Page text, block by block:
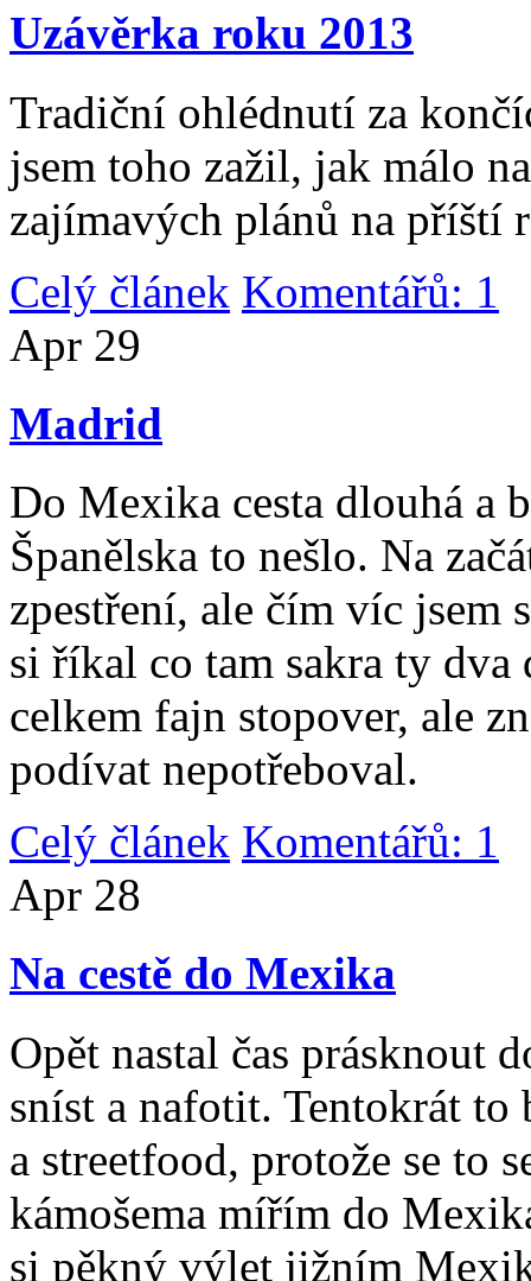
Uzávěrka roku 2013
Tradiční ohlédnutí za
jsem toho zažil, jak málo
zajímavých plánů na příští
Celý článek Komentářů: 1
Apr 29
Madrid
Do Mexika cesta dlouhá a
Španělska to nešlo. Na
zpestření, ale čím víc jsem
si říkal co tam sakra ty
celkem fajn stopover, ale
podívat nepotřeboval.
Celý článek Komentářů: 1
Apr 28
Na cestě do Mexika
Opět nastal čas prásknout
sníst a nafotit. Tentokrát
a streetfood, protože se to
kámošema mířím do
si pěkný výlet jižním